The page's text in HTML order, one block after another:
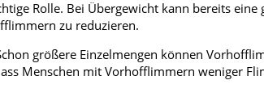
Rolle. Bei Übergewicht kann bereits
zu reduzieren.
größere Einzelmengen können
Menschen mit Vorhofflimmern weniger